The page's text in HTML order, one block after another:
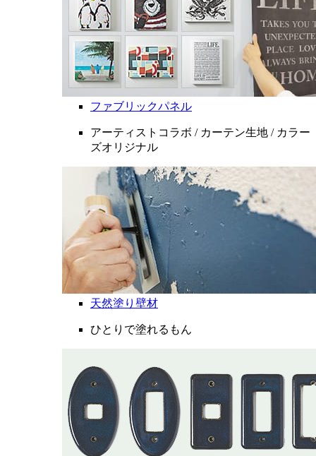
ファブリックパネル
アーティストコラボ / カーテン生地 / カラー
ズオリジナル
天然塗り壁材
ひとりで塗れるもん